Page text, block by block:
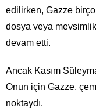
edilirken, Gazze
dosya veya
devam etti.
Ancak Kasım
Onun için Gazze,
noktaydı.